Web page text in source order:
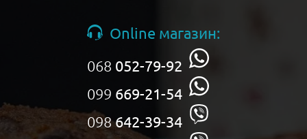
Online магазин:
068 052-79-92
099 669-21-54
098642-39-34